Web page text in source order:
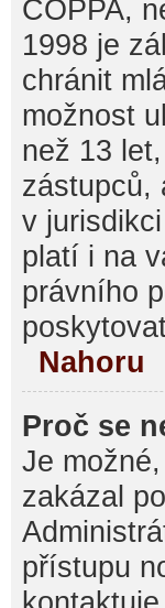
COPPA,
1998 je
chránit
možnost
než 13
zástupců,
v
platí i na
právního
Nahoru
Proč se
Je
zakázal
přístupu